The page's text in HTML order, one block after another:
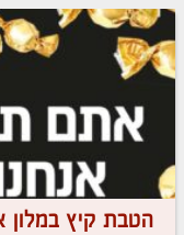
הטבת קיץ במלון